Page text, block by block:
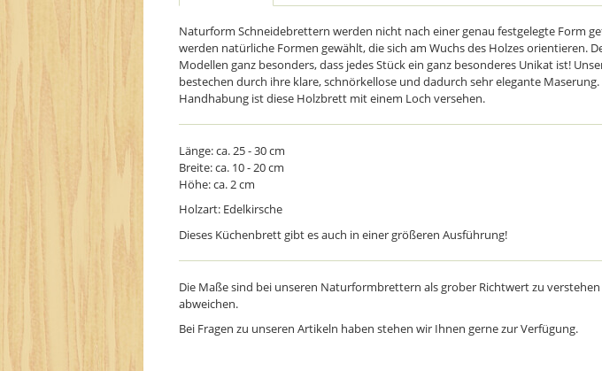
Naturform Schneidebrettern werden nicht nach einer genau festgelegte Form
werden natürliche Formen gewählt, die sich am Wuchs des Holzes orientieren.
Modellen ganz besonders, dass jedes Stück ein ganz besonderes Unikat ist!
bestechen durch ihre klare, schnörkellose und dadurch sehr elegante
Handhabung ist diese Holzbrett mit einem Loch versehen.
Länge: ca. 25 - 30 cm
Breite: ca. 10 - 20 cm
Höhe: ca. 2 cm
Holzart: Edelkirsche
Dieses Küchenbrett gibt es auch in einer größeren Ausführung!
Die Maße sind bei unseren Naturformbrettern als grober Richtwert zu
abweichen.
Bei Fragen zu unseren Artikeln haben stehen wir Ihnen gerne zur Verfügung.